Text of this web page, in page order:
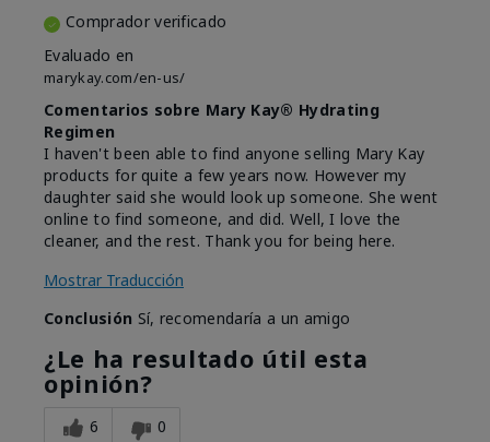
Comprador verificado
Evaluado en
marykay.com/en-us/
Comentarios sobre Mary Kay® Hydrating
Regimen
I haven't been able to find anyone selling Mary Kay
products for quite a few years now. However my
daughter said she would look up someone. She went
online to find someone, and did. Well, I love the
cleaner, and the rest. Thank you for being here.
Mostrar Traducción
Conclusión Sí, recomendaría a un amigo
¿Le ha resultado útil esta
opinión?
6 0